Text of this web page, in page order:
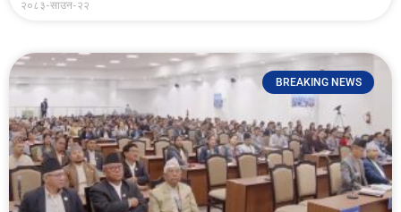
२०८३-साउन-२२
BREAKING NEWS